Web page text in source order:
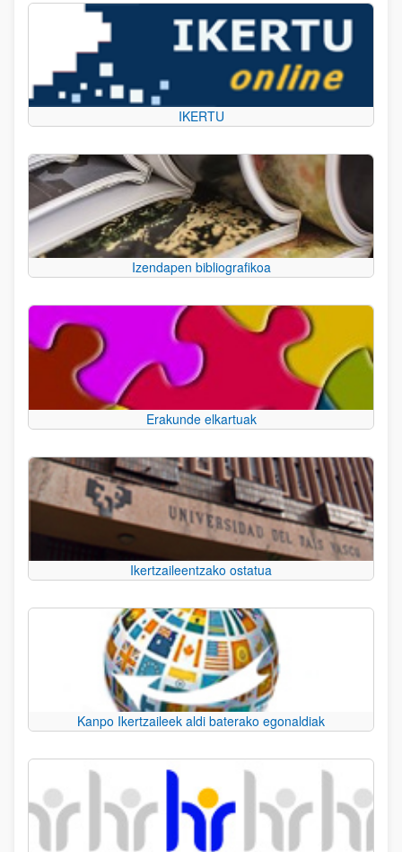
IKERTU
Izendapen bibliografikoa
Erakunde elkartuak
Ikertzaileentzako ostatua
Kanpo Ikertzaileek aldi baterako egonaldiak